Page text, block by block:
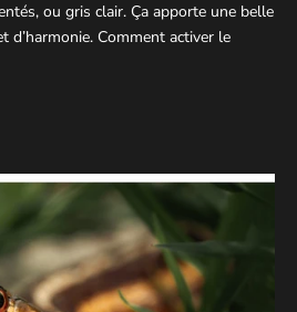
ou gris clair. Ça apporte une belle
d’harmonie. Comment activer le